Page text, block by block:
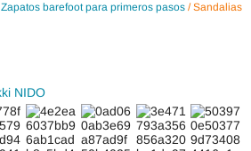
Zapatos barefoot para primeros pasos / Sandalias